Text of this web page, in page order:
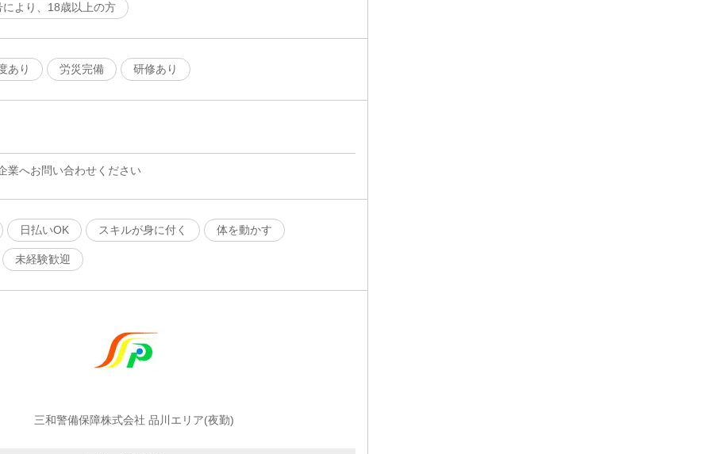
より、18歳以上の方
あり 労災完備 研修あり
業へお問い合わせください
日払いOK スキルが身に付く 体を動かす
未経験歓迎
三和警備保障株式会社 品川エリア(夜勤)